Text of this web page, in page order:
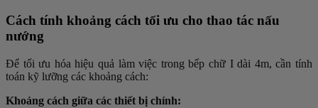
Cách tính khoảng cách tối ưu cho thao tác nấu
nướng
Để tối ưu hóa hiệu quả làm việc trong bếp chữ I dài 4m, cần tính
toán kỹ lưỡng các khoảng cách:
Khoảng cách giữa các thiết bị chính: